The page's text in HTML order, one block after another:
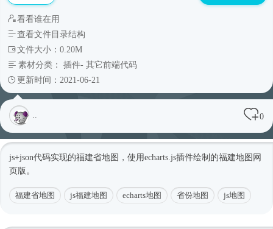
看看谁在用
查看文件目录结构
文件大小：0.20M
素材分类： 插件- 其它前端代码
更新时间：2021-06-21
0
js+json代码实现的福建省地图，使用echarts.js插件绘制的福建地图网
页版。
福建省地图 js福建地图 echarts地图 省份地图 js地图